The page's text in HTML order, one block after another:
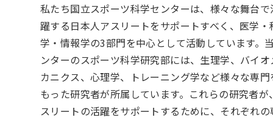
私たち国立スポーツ科学センターは、様々な舞台で
躍する日本人アスリートをサポートすべく、医学・
学・情報学の3部門を中心として活動しています。
ンターのスポーツ科学研究部には、生理学、バイオ
カニクス、心理学、トレーニング学など様々な専門
もった研究者が所属しています。これらの研究者が
スリートの活躍をサポートするために、それぞれの